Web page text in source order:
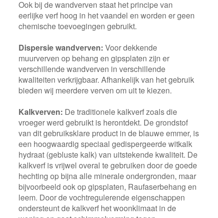
Ook bij de wandverven staat het principe van
eerlijke verf hoog in het vaandel en worden er geen
chemische toevoegingen gebruikt.
Dispersie wandverven: Voor dekkende
muurverven op behang en gipsplaten zijn er
verschillende wandverven in verschillende
kwaliteiten verkrijgbaar. Afhankelijk van het gebruik
bieden wij meerdere verven om uit te kiezen.
Kalkverven: De traditionele kalkverf zoals die
vroeger werd gebruikt is herontdekt. De grondstof
van dit gebruiksklare product in de blauwe emmer, is
een hoogwaardig speciaal gedispergeerde witkalk
hydraat (gebluste kalk) van uitstekende kwaliteit. De
kalkverf is vrijwel overal te gebruiken door de goede
hechting op bijna alle minerale ondergronden, maar
bijvoorbeeld ook op gipsplaten, Raufaserbehang en
leem. Door de vochtregulerende eigenschappen
ondersteunt de kalkverf het woonklimaat in de